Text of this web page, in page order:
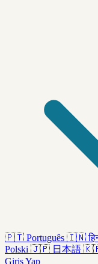
🇵🇹 Português 🇮🇳
Polski 🇯🇵 日本語
Giriş Yap